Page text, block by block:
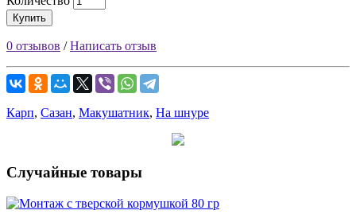
Купить
0 отзывов /Написать отзыв
Карп, Сазан, Макушатник, На шнуре
Случайные товары